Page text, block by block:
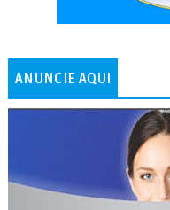
ANUNCIE AQUI